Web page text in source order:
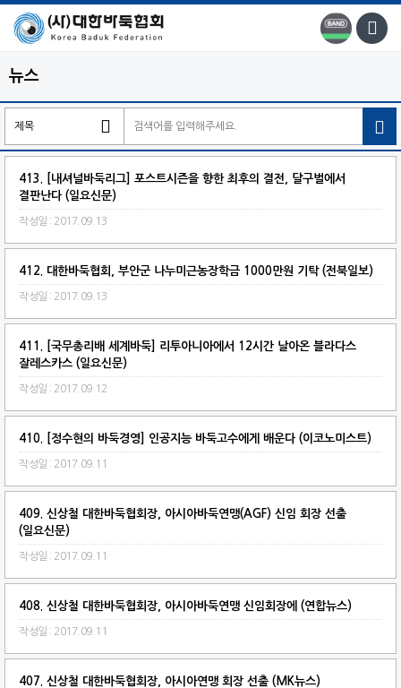
뉴스

413. [내셔널바둑리그] 포스트시즌을 향한 최후의 결전, 달구벌에서
결판난다 (일요신문)
작성일 : 2017.09.13
412. 대한바둑협회, 부안군 나누미근농장학금 1000만원 기탁 (전북일보)
작성일 : 2017.09.13
411. [국무총리배 세계바둑] 리투아니아에서 12시간 날아온 블라다스
잘레스카스 (일요신문)
작성일 : 2017.09.12
410. [정수현의 바둑경영] 인공지능 바둑고수에게 배운다 (이코노미스트)
작성일 : 2017.09.11
409. 신상철 대한바둑협회장, 아시아바둑연맹(AGF) 신임 회장 선출
(일요신문)
작성일 : 2017.09.11
408. 신상철 대한바둑협회장, 아시아바둑연맹 신임회장에 (연합뉴스)
작성일 : 2017.09.11
407. 신상철 대한바둑협회장, 아시아연맹 회장 선출 (MK뉴스)